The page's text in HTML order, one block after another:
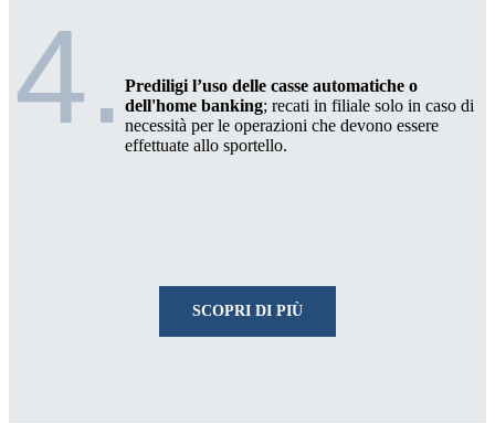
4. Prediligi l’uso delle casse automatiche o
dell'home banking; recati in filiale solo in caso di
necessità per le operazioni che devono essere
effettuate allo sportello.
SCOPRI DI PIÙ